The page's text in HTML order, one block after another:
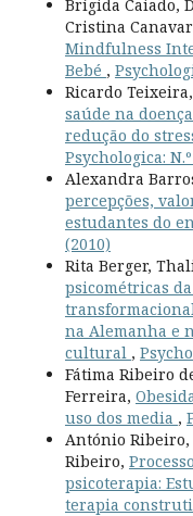
Brígida Caiado,
Cristina
Mindfulness
Bebé ,
Ricardo
saúde na
redução do
Psychologica:
Alexandra
percepções,
estudantes do
(2010)
Rita Berger,
psicométricas
na Alemanha e
cultural ,
Fátima Ribeiro
Ferreira,
uso dos media ,
António Ribeiro,
Ribeiro,
psicoterapia:
terapia